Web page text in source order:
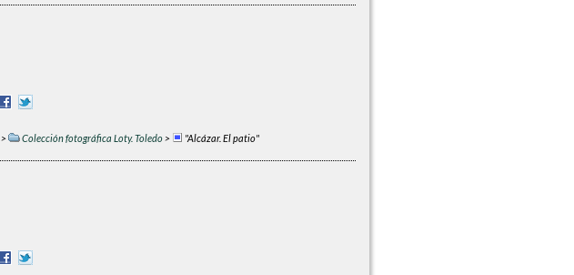
> Colección fotográfica Loty. Toledo> "Alcázar. El patio"